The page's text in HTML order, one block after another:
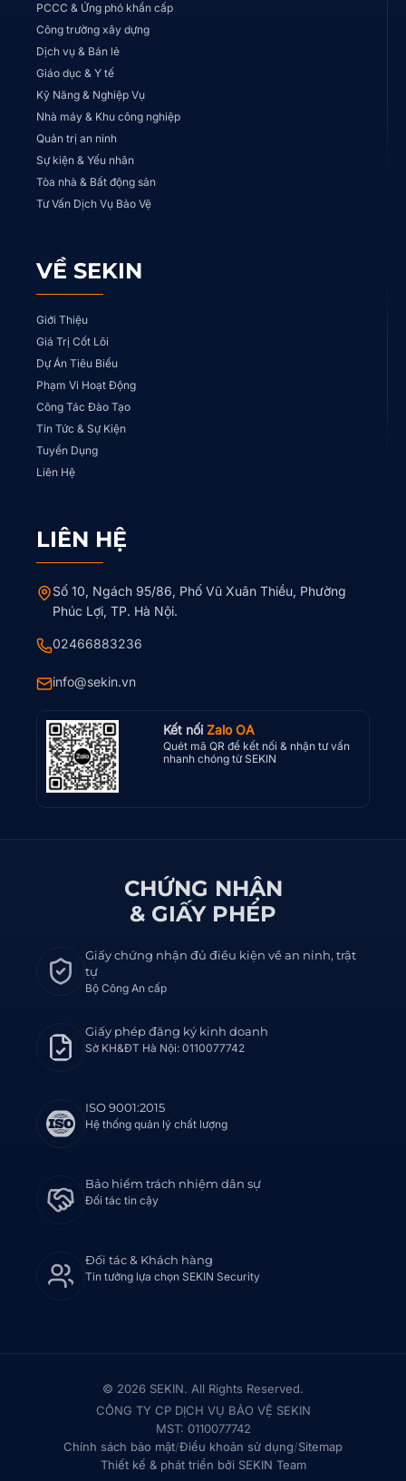
PCCC & Ứng phó khẩn cấp
Công trường xây dựng
Dịch vụ & Bán lẻ
Giáo dục & Y tế
Kỹ Năng & Nghiệp Vụ
Nhà máy & Khu công nghiệp
Quản trị an ninh
Sự kiện & Yếu nhân
Tòa nhà & Bất động sản
Tư Vấn Dịch Vụ Bảo Vệ
VỀ SEKIN
Giới Thiệu
Giá Trị Cốt Lõi
Dự Án Tiêu Biểu
Phạm Vi Hoạt Động
Công Tác Đào Tạo
Tin Tức & Sự Kiện
Tuyển Dụng
Liên Hệ
LIÊN HỆ
Số 10, Ngách 95/86, Phố Vũ Xuân Thiều, Phường
Phúc Lợi, TP. Hà Nội.
02466883236
info@sekin.vn
Kết nối Zalo OA
Quét mã QR để kết nối & nhận tư vấn
nhanh chóng từ SEKIN
CHỨNG NHẬN
& GIẤY PHÉP
Giấy chứng nhận đủ điều kiện về an ninh, trật
tự
Bộ Công An cấp
Giấy phép đăng ký kinh doanh
Sở KH&ĐT Hà Nội: 0110077742
ISO 9001:2015
Hệ thống quản lý chất lượng
Bảo hiểm trách nhiệm dân sự
Đối tác tin cậy
Đối tác & Khách hàng
Tin tưởng lựa chọn SEKIN Security
© 2026 SEKIN. All Rights Reserved.
CÔNG TY CP DỊCH VỤ BẢO VỆ SEKIN
MST: 0110077742
Chính sách bảo mật/Điều khoản sử dụng/Sitemap
Thiết kế & phát triển bởi SEKIN Team